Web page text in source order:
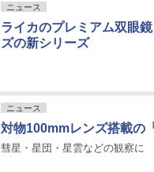
ニュース
ライカのプレミアム双眼
ズの新シリーズ
ニュース
対物100mmレンズ搭載の
彗星・星団・星雲などの観察に